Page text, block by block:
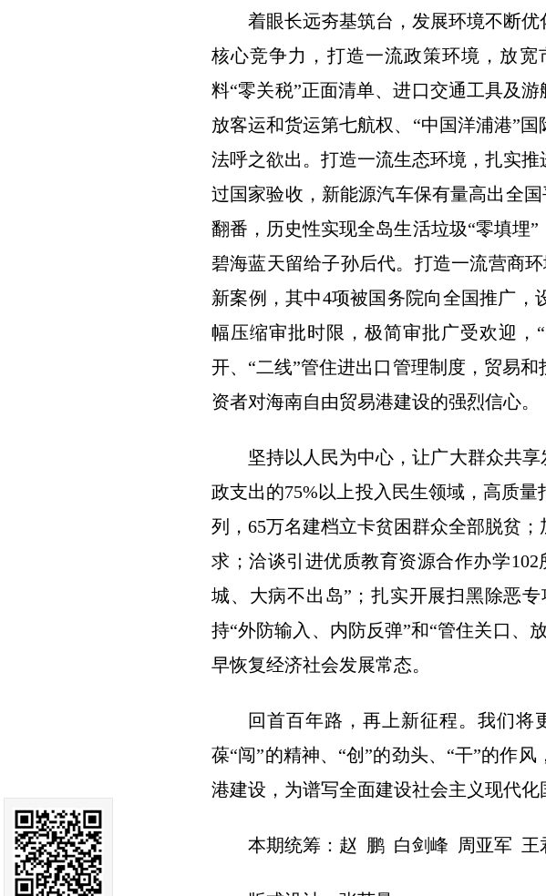
着眼长远夯基筑台，发展环境不断
核心竞争力，打造一流政策环境，放
料“零关税”正面清单、进口交通工具及
放客运和货运第七航权、“中国洋浦港”
法呼之欲出。打造一流生态环境，扎实
过国家验收，新能源汽车保有量高出全
翻番，历史性实现全岛生活垃圾“零填埋”
碧海蓝天留给子孙后代。打造一流营商
新案例，其中4项被国务院向全国推广，
幅压缩审批时限，极简审批广受欢迎，
开、“二线”管住进出口管理制度，贸易
资者对海南自由贸易港建设的强烈信心。
坚持以人民为中心，让广大群众共
政支出的75%以上投入民生领域，高质
列，65万名建档立卡贫困群众全部脱贫
求；洽谈引进优质教育资源合作办学
城、大病不出岛”；扎实开展扫黑除恶
持“外防输入、内防反弹”和“管住关口、
早恢复经济社会发展常态。
回首百年路，再上新征程。我们
葆“闯”的精神、“创”的劲头、“干”的作
港建设，为谱写全面建设社会主义现代化
本期统筹：赵 鹏 白剑峰 周亚军 王